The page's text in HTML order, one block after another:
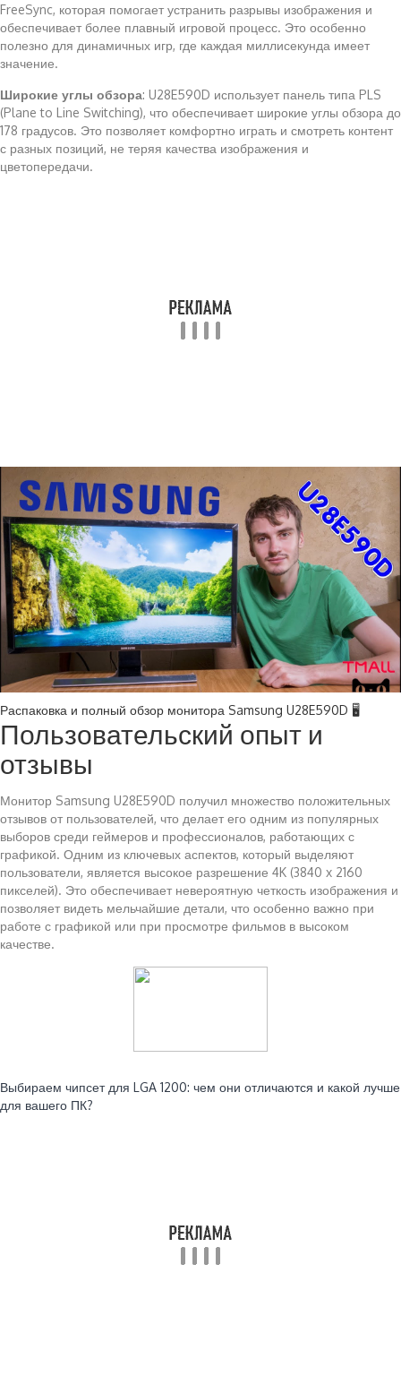
FreeSync, которая помогает устранить разрывы изображения и
обеспечивает более плавный игровой процесс. Это особенно
полезно для динамичных игр, где каждая миллисекунда имеет
значение.
Широкие углы обзора: U28E590D использует панель типа PLS
(Plane to Line Switching), что обеспечивает широкие углы обзора до
178 градусов. Это позволяет комфортно играть и смотреть контент
с разных позиций, не теряя качества изображения и
цветопередачи.
Распаковка и полный обзор монитора Samsung U28E590D 🖥️
Пользовательский опыт и
отзывы
Монитор Samsung U28E590D получил множество положительных
отзывов от пользователей, что делает его одним из популярных
выборов среди геймеров и профессионалов, работающих с
графикой. Одним из ключевых аспектов, который выделяют
пользователи, является высокое разрешение 4K (3840 x 2160
пикселей). Это обеспечивает невероятную четкость изображения и
позволяет видеть мельчайшие детали, что особенно важно при
работе с графикой или при просмотре фильмов в высоком
качестве.
Выбираем чипсет для LGA 1200: чем они отличаются и какой лучше
для вашего ПК?